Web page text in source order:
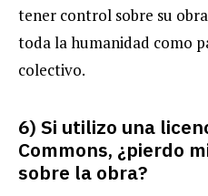
tener control sobre su
toda la humanidad como
colectivo.
6) Si utilizo una
Commons, ¿pierdo
sobre la obra?